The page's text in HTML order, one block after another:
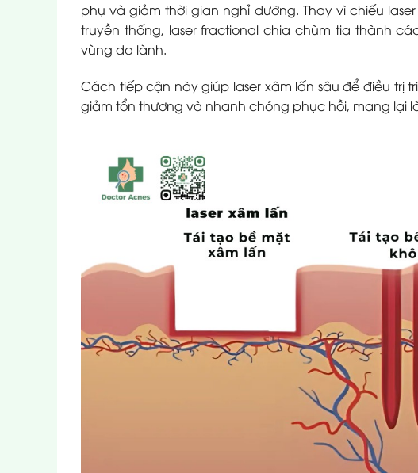
phụ và giảm thời gian nghỉ dưỡng. Thay vì chiếu
truyền thống, laser fractional chia chùm tia thành
vùng da lành.
Cách tiếp cận này giúp laser xâm lấn sâu để điều
giảm tổn thương và nhanh chóng phục hồi, mang lại